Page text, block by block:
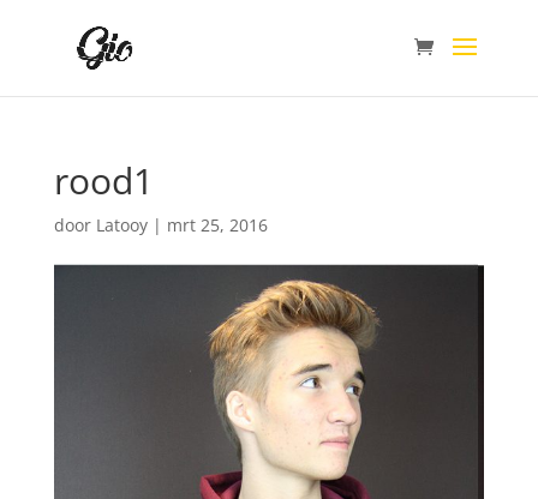
rood1
door Latooy| mrt 25, 2016